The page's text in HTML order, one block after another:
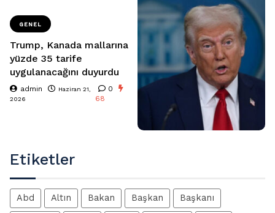
GENEL
Trump, Kanada mallarına
yüzde 35 tarife
uygulanacağını duyurdu
admin
Haziran 21,
2026
0
68
Etiketler
Abd Altın Bakan Başkan Başkanı